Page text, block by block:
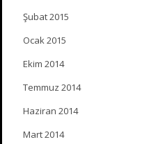
Şubat 2015
Ocak 2015
Ekim 2014
Temmuz 2014
Haziran 2014
Mart 2014